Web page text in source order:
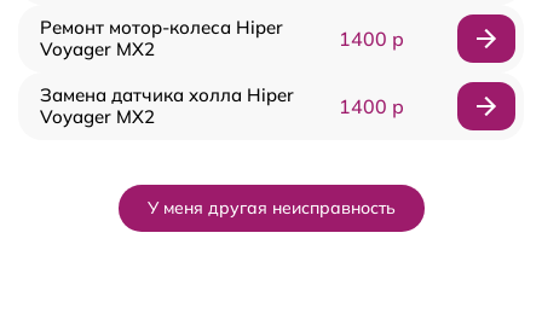
Ремонт мотор-колеса Hiper
Voyager MX2
1400 р
Замена датчика холла Hiper
Voyager MX2
1400 р
У меня другая неисправность